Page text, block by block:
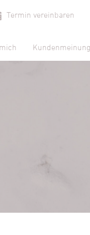
Termin vereinbaren